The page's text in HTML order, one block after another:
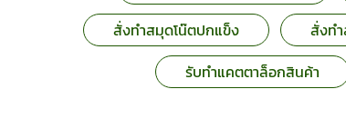
สั่งทำสมุดโน๊ตปกแข็ง
สั่งท
รับทําแคตตาล็อกสินค้า